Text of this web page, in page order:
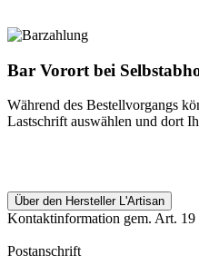
Bar Vorort bei
Während des Bestellvorgangs
Lastschrift auswählen und dort
Über den Hersteller L'Artisan
Kontaktinformation gem. Art.
Postanschrift